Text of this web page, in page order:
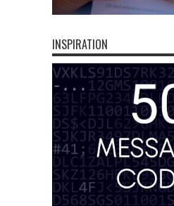
INSPIRATION